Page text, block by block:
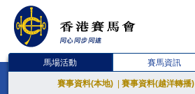
馬場活動 賽馬資訊
賽事資料(本地) 賽事資料(越洋轉播)